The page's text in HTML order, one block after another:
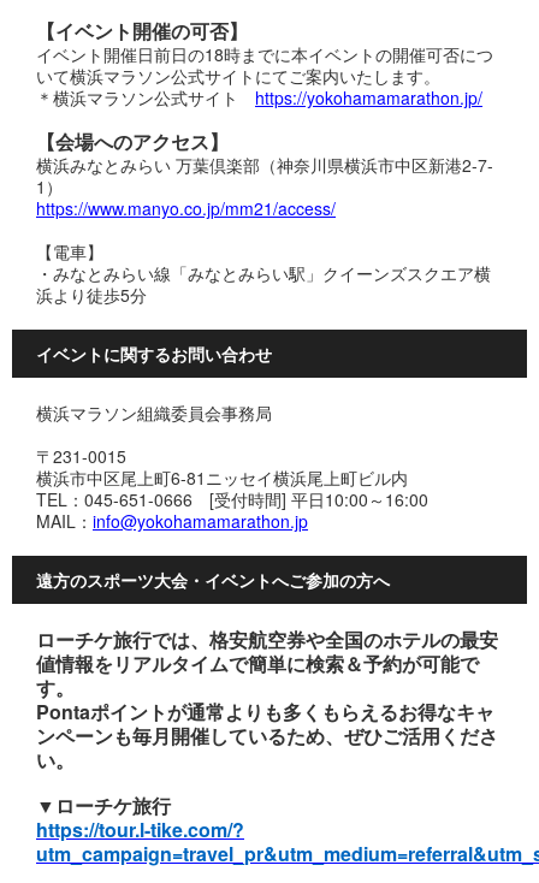
【イベント開催の可否】
イベント開催日前日の18時までに本イベントの開催可否につ
いて横浜マラソン公式サイトにてご案内いたします。
＊横浜マラソン公式サイト https://yokohamamarathon.jp/
【会場へのアクセス】
横浜みなとみらい 万葉倶楽部（神奈川県横浜市中区新港2-7-
1）
https://www.manyo.co.jp/mm21/access/
【電車】
・みなとみらい線「みなとみらい駅」クイーンズスクエア横
浜より徒歩5分
イベントに関するお問い合わせ
横浜マラソン組織委員会事務局
〒231-0015
横浜市中区尾上町6-81ニッセイ横浜尾上町ビル内
TEL：045-651-0666 [受付時間] 平日10:00～16:00
MAIL： info@yokohamamarathon.jp
遠方のスポーツ大会・イベントへご参加の方へ
ローチケ旅行では、格安航空券や全国のホテルの最安
値情報をリアルタイムで簡単に検索＆予約が可能で
す。
Pontaポイントが通常よりも多くもらえるお得なキャ
ンペーンも毎月開催しているため、ぜひご活用くださ
い。
▼ローチケ旅行
https://tour.l-tike.com/?